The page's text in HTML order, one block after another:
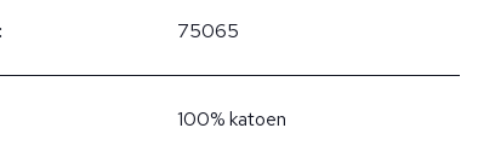
75065
100% katoen